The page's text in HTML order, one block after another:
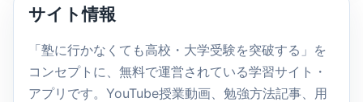
検
索
サイト情報
「塾に行かなくても高校・大学受験を突破する」を
コンセプトに、無料で運営されている学習サイト・
アプリです。YouTube授業動画、勉強方法記事、用